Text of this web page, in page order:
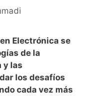
Electrónica se
de la
y las
los desafíos
cada vez más